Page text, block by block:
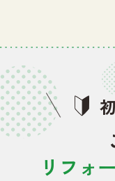
リフォ